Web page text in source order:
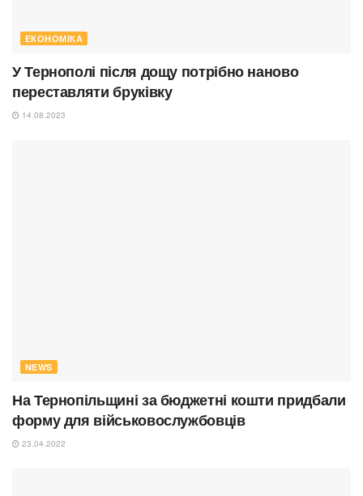
ЕКОНОМІКА
У Тернополі після дощу потрібно наново
переставляти бруківку
14.08.2023
NEWS
На Тернопільщині за бюджетні кошти придбали
форму для військовослужбовців
23.04.2022